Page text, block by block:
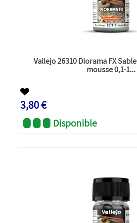
Vallejo 26310 Diorama FX
mousse 0,1-1...
3,80 €
Disponible